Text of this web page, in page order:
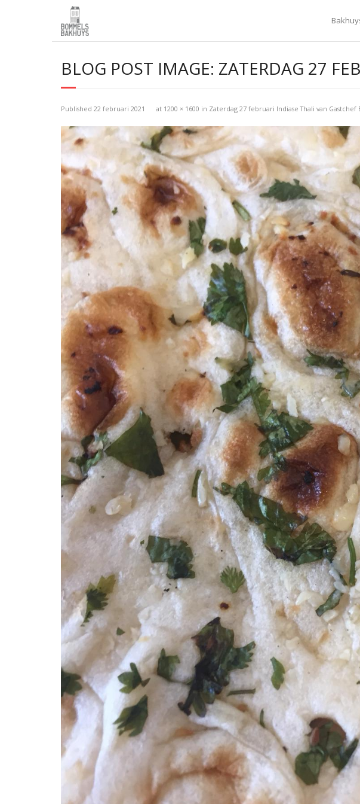
BLOG POST IMAGE: ZATERDAG 27
Published 22 februari 2021 at 1200 × 1600 in Zaterdag 27 februari Indiase Thali van Gastchef